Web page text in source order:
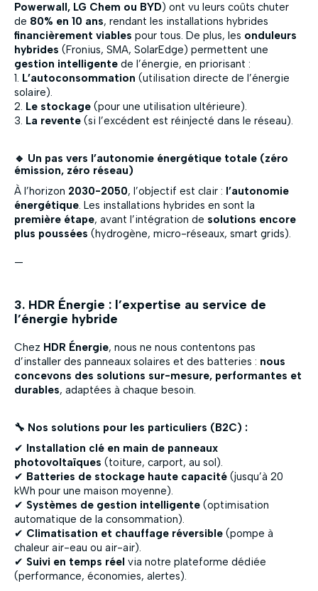
Powerwall, LG Chem ou BYD) ont vu leurs coûts chuter
de 80% en 10 ans, rendant les installations hybrides
financièrement viables pour tous. De plus, les onduleurs
hybrides (Fronius, SMA, SolarEdge) permettent une
gestion intelligente de l’énergie, en priorisant :
1. L’autoconsommation (utilisation directe de l’énergie
solaire).
2. Le stockage (pour une utilisation ultérieure).
3. La revente (si l’excédent est réinjecté dans le réseau).
🔹 Un pas vers l’autonomie énergétique totale (zéro
émission, zéro réseau)
À l’horizon 2030-2050, l’objectif est clair : l’autonomie
énergétique. Les installations hybrides en sont la
première étape, avant l’intégration de solutions encore
plus poussées (hydrogène, micro-réseaux, smart grids).
—
3. HDR Énergie : l’expertise au service de
l’énergie hybride
Chez HDR Énergie, nous ne nous contentons pas
d’installer des panneaux solaires et des batteries : nous
concevons des solutions sur-mesure, performantes et
durables, adaptées à chaque besoin.
🔧 Nos solutions pour les particuliers (B2C) :
✔ Installation clé en main de panneaux
photovoltaïques (toiture, carport, au sol).
✔ Batteries de stockage haute capacité (jusqu’à 20
kWh pour une maison moyenne).
✔ Systèmes de gestion intelligente (optimisation
automatique de la consommation).
✔ Climatisation et chauffage réversible (pompe à
chaleur air-eau ou air-air).
✔ Suivi en temps réel via notre plateforme dédiée
(performance, économies, alertes).